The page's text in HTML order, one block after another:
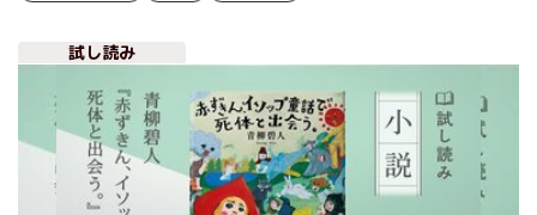
試し読み